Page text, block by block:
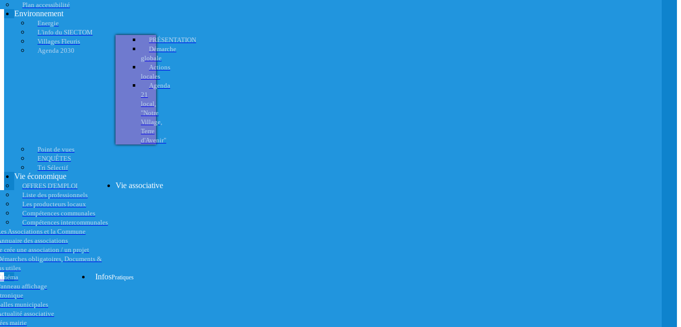
Plan accessibilité
Environnement
Energie
L'info du SIECTOM
Villages Fleuris
Agenda 2030
PRÉSENTATION
Démarche
globale
Actions
locales
Agenda
21
local,
"Notre
Village,
Terre
d'Avenir"
Point de vues
ENQUÊTES
Tri Sélectif
Vie économique
OFFRES D'EMPLOI
Liste des professionnels
Les producteurs locaux
Compétences communales
Compétences intercommunales
Vie associative
Associations et la Commune
des associations
crée une association / un projet
obligatoires, Documents &
utiles
affichage
municipales
associative
InfosPratiques
mairie